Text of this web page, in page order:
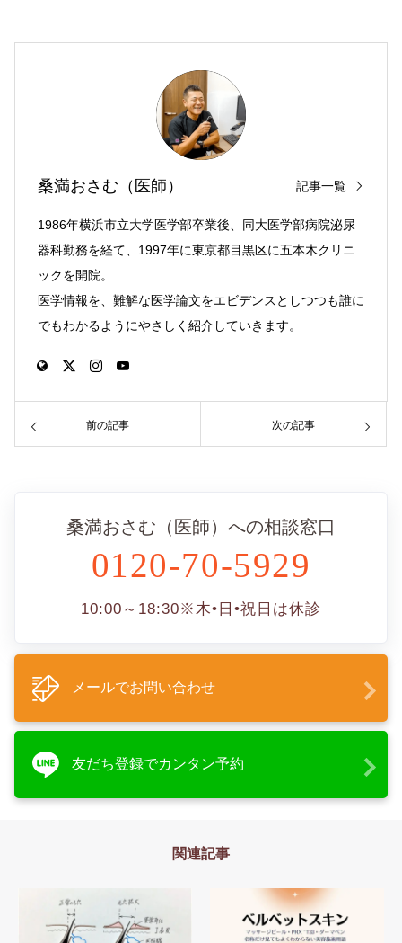
桑満おさむ（医師） 記事一覧
1986年横浜市立大学医学部卒業後、同大医学部病院泌尿
器科勤務を経て、1997年に東京都目黒区に五本木クリニ
ックを開院。
医学情報を、難解な医学論文をエビデンスとしつつも誰に
でもわかるようにやさしく紹介していきます。
前の記事 次の記事
桑満おさむ（医師）への相談窓口
0120-70-5929
10:00～18:30※木•日•祝日は休診
メールでお問い合わせ
友だち登録でカンタン予約
関連記事